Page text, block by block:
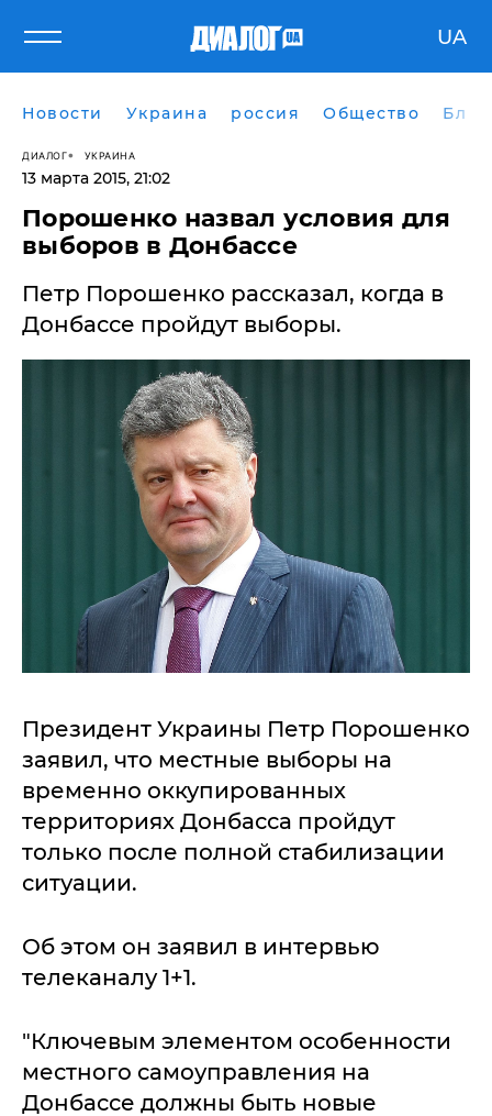
UA
Новости Украина россия Общество
ДИАЛОГ УКРАИНА
13 марта 2015, 21:02
Порошенко назвал условия для
выборов в Донбассе
Петр Порошенко рассказал, когда в
Донбассе пройдут выборы.
Президент Украины Петр Порошенко
заявил, что местные выборы на
временно оккупированных
территориях Донбасса пройдут
только после полной стабилизации
ситуации.
Об этом он заявил в интервью
телеканалу 1+1.
"Ключевым элементом особенности
местного самоуправления на
Донбассе должны быть новые